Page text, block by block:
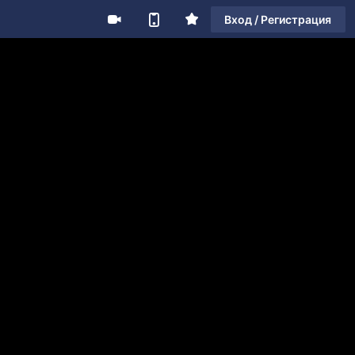
Вход / Регистрация